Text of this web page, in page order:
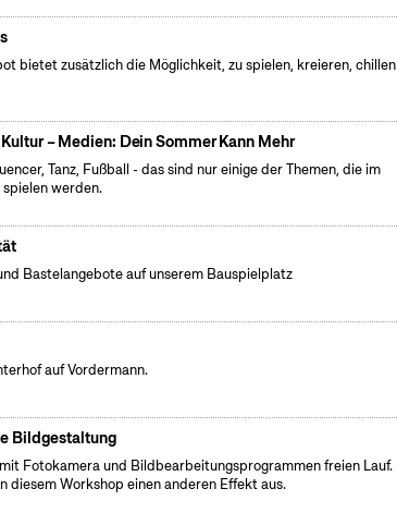
bietet zusätzlich die Möglichkeit, zu spielen, kreieren, chillen
– Medien: Dein Sommer Kann Mehr
Tanz, Fußball - das sind nur einige der Themen, die im
werden.
Bastelangebote auf unserem Bauspielplatz
auf Vordermann.
Bildgestaltung
Fotokamera und Bildbearbeitungsprogrammen freien Lauf.
diesem Workshop einen anderen Effekt aus.